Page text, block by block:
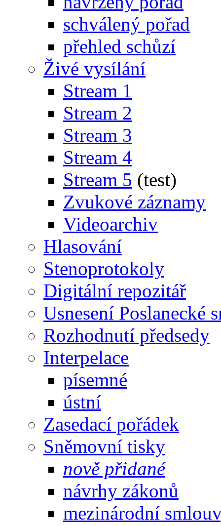
schválený pořad
přehled schůzí
Živé vysílání
Stream 1
Stream 2
Stream 3
Stream 4
Stream 5 (test)
Zvukové záznamy
Videoarchiv
Hlasování
Stenoprotokoly
Digitální repozitář
Usnesení Poslanecké
Rozhodnutí předsedy
Interpelace
písemné
ústní
Zasedací pořádek
Sněmovní tisky
nově přidané
návrhy zákonů
mezinárodní